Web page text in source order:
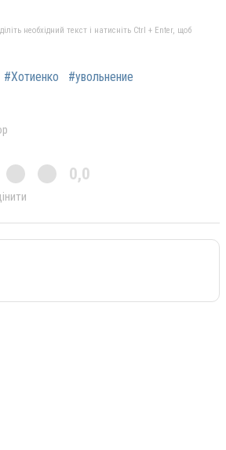
необхідний текст і натисніть Ctrl + Enter, щоб
#Хотиенко #увольнение
0,0